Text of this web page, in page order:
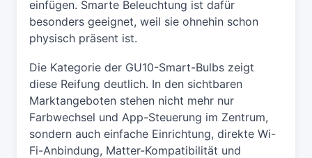
einfügen. Smarte Beleuchtung ist dafür
besonders geeignet, weil sie ohnehin schon
physisch präsent ist.
Die Kategorie der GU10-Smart-Bulbs zeigt
diese Reifung deutlich. In den sichtbaren
Marktangeboten stehen nicht mehr nur
Farbwechsel und App-Steuerung im Zentrum,
sondern auch einfache Einrichtung, direkte Wi-
Fi-Anbindung, Matter-Kompatibilität und